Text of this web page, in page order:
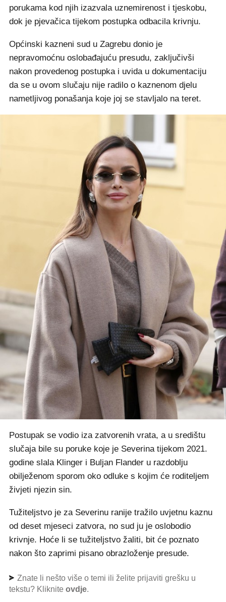
porukama kod njih izazvala uznemirenost i tjeskobu,
dok je pjevačica tijekom postupka odbacila krivnju.
Općinski kazneni sud u Zagrebu donio je
nepravomoćnu oslobađajuću presudu, zaključivši
nakon provedenog postupka i uvida u dokumentaciju
da se u ovom slučaju nije radilo o kaznenom djelu
nametljivog ponašanja koje joj se stavljalo na teret.
Postupak se vodio iza zatvorenih vrata, a u središtu
slučaja bile su poruke koje je Severina tijekom 2021.
godine slala Klinger i Buljan Flander u razdoblju
obilježenom sporom oko odluke s kojim će roditeljem
živjeti njezin sin.
Tužiteljstvo je za Severinu ranije tražilo uvjetnu kaznu
od deset mjeseci zatvora, no sud ju je oslobodio
krivnje. Hoće li se tužiteljstvo žaliti, bit će poznato
nakon što zaprimi pisano obrazloženje presude.
Znate li nešto više o temi ili želite prijaviti grešku u
tekstu? Kliknite ovdje.